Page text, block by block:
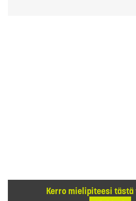
Kerro mielipiteesi